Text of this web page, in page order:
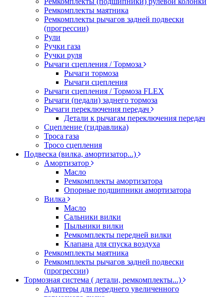
Ремкомплекты маятника
Ремкомплекты рычагов задней подвески
(прогрессии)
Рули
Ручки газа
Ручки руля
Рычаги сцепления / Тормоза
Рычаги тормоза
Рычаги сцепления
Рычаги сцепления / Тормоза FLEX
Рычаги (педали) заднего тормоза
Рычаги переключения передач
Детали к рычагам переключения передач
Сцепление (гидравлика)
Троса газа
Тросо сцепления
Подвеска (вилка, амортизатор...)
Амортизатор
Масло
Ремкомплекты амортизатора
Опорные подшипники амортизатора
Вилка
Масло
Сальники вилки
Пыльники вилки
Ремкомплекты передней вилки
Клапана для спуска воздуха
Ремкомплекты маятника
Ремкомплекты рычагов задней подвески
(прогрессии)
Тормозная система ( детали, ремкомплекты...)
Адаптеры для переднего увеличенного